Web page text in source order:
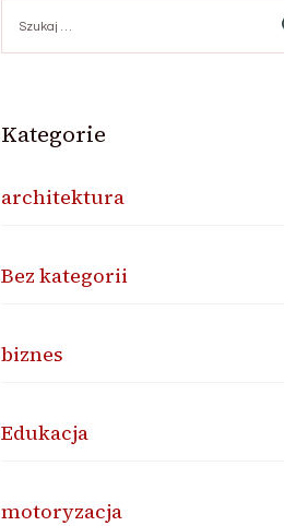
Kategorie
architektura
Bez kategorii
biznes
Edukacja
motoryzacja